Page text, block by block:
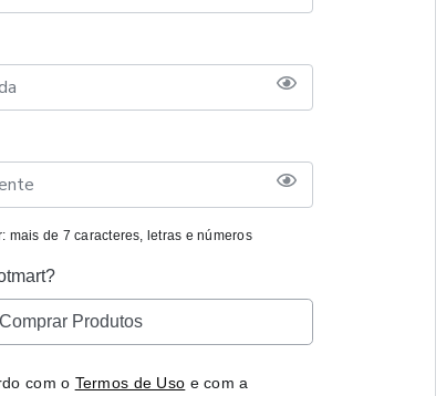
mais de 7 caracteres, letras e números
Comprar Produtos
com o Termos de Uso e com a